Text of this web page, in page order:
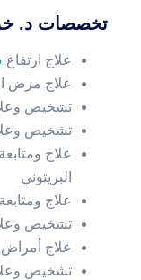
تخصصات د.
علاج ارتفاع
علاج مرض
تشخيص
تشخيص
علاج
البريتوني
علاج
تشخيص
علاج أمراض
تشخيص